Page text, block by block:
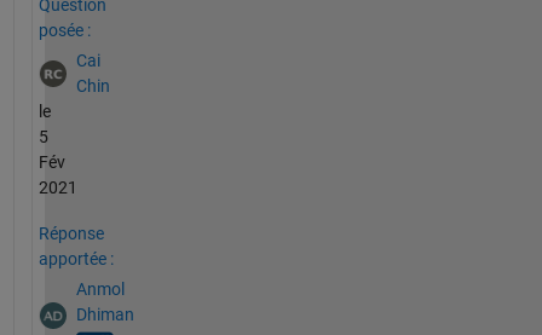
Question
posée :
Cai
Chin
le
5
Fév
2021
Réponse
apportée :
Anmol
Dhiman